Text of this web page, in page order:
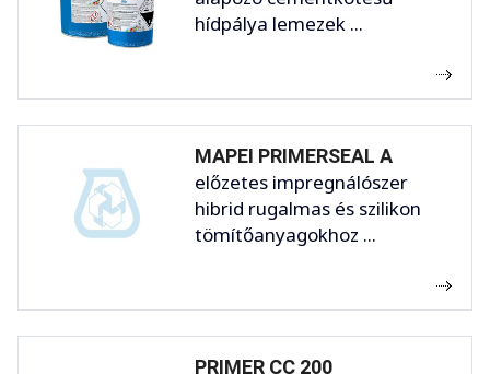
hídpálya lemezek ...
MAPEI PRIMERSEAL A
előzetes impregnálószer
hibrid rugalmas és szilikon
tömítőanyagokhoz ...
PRIMER CC 200